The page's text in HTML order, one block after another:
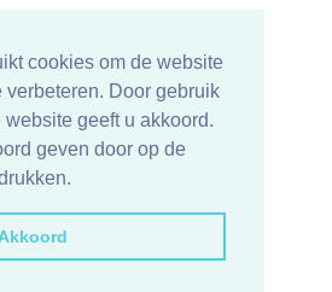
cookies om de website
verbeteren. Door gebruik
geeft u akkoord.
geven door op de
Akkoord